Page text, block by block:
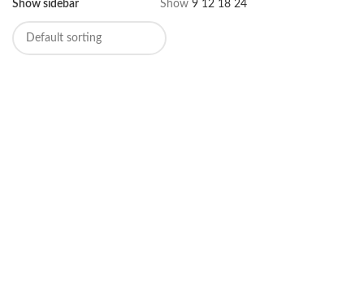
Show sidebar Show 9 12 18 24